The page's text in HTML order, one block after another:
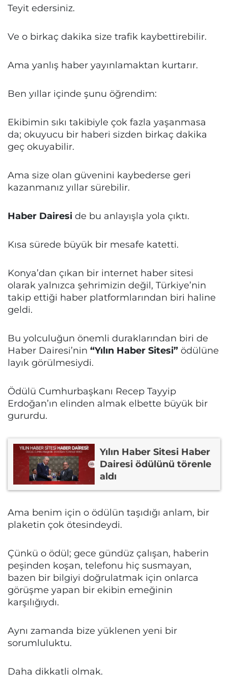
Teyit edersiniz.
Ve o birkaç dakika size trafik kaybettirebilir.
Ama yanlış haber yayınlamaktan kurtarır.
Ben yıllar içinde şunu öğrendim:
Ekibimin sıkı takibiyle çok fazla yaşanmasa
da; okuyucu bir haberi sizden birkaç dakika
geç okuyabilir.
Ama size olan güvenini kaybederse geri
kazanmanız yıllar sürebilir.
Haber Dairesi de bu anlayışla yola çıktı.
Kısa sürede büyük bir mesafe katetti.
Konya’dan çıkan bir internet haber sitesi
olarak yalnızca şehrimizin değil, Türkiye’nin
takip ettiği haber platformlarından biri haline
geldi.
Bu yolculuğun önemli duraklarından biri de
Haber Dairesi’nin “Yılın Haber Sitesi” ödülüne
layık görülmesiydi.
Ödülü Cumhurbaşkanı Recep Tayyip
Erdoğan’ın elinden almak elbette büyük bir
gururdu.
Yılın Haber Sitesi Haber
Dairesi ödülünü törenle
aldı
Ama benim için o ödülün taşıdığı anlam, bir
plaketin çok ötesindeydi.
Çünkü o ödül; gece gündüz çalışan, haberin
peşinden koşan, telefonu hiç susmayan,
bazen bir bilgiyi doğrulatmak için onlarca
görüşme yapan bir ekibin emeğinin
karşılığıydı.
Aynı zamanda bize yüklenen yeni bir
sorumluluktu.
Daha dikkatli olmak.